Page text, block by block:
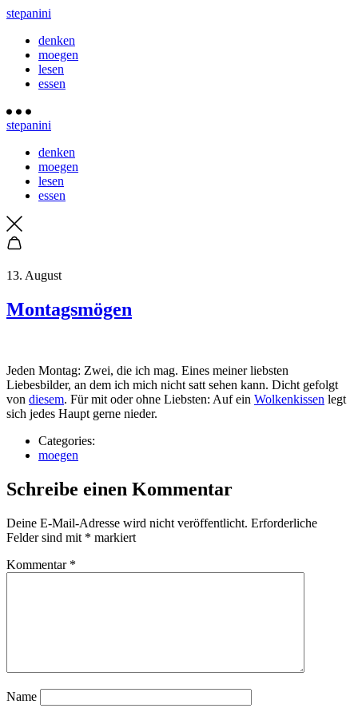
stepanini
denken
moegen
lesen
essen
stepanini
denken
moegen
lesen
essen
13. August
Montagsmögen
Jeden Montag: Zwei, die ich mag. Eines meiner liebsten
Liebesbilder, an dem ich mich nicht satt sehen kann. Dicht gefolgt
von diesem. Für mit oder ohne Liebsten: Auf ein Wolkenkissen legt
sich jedes Haupt gerne nieder.
Categories:
moegen
Schreibe einen Kommentar
Deine E-Mail-Adresse wird nicht veröffentlicht. Erforderliche
Felder sind mit * markiert
Kommentar *
Name